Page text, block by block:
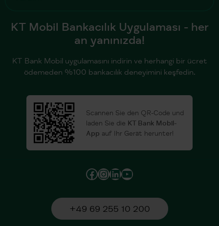
KT Mobil Bankacılık Uygulaması - her
an yanınızda!
KT Bank Mobil uygulamasını indirin ve herhangi bir ücret
ödemeden %100 bankacılık deneyimini keşfedin.
Scannen Sie den QR-Code und
laden Sie die
KT Bank Mobil-
App auf Ihr Gerät herunter!
Facebook
Instagram
LinkedIn
YouTube
+49 69 255 10 200